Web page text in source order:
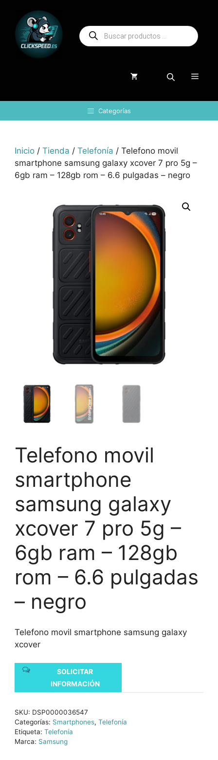
contenido
Búsqueda
de
productos
Menú
Categorías
Inicio / Tienda / Telefonía / Telefono movil
smartphone samsung galaxy xcover 7 pro 5g –
6gb ram – 128gb rom – 6.6 pulgadas – negro
Telefono movil
smartphone
samsung galaxy
xcover 7 pro 5g –
6gb ram – 128gb
rom – 6.6 pulgadas
– negro
Telefono movil smartphone samsung galaxy
xcover
SOLICITAR
INFORMACIÓN
SKU: DSP0000036547
Categorías: Smartphones, Telefonía
Etiqueta: Telefonía
Marca: Samsung